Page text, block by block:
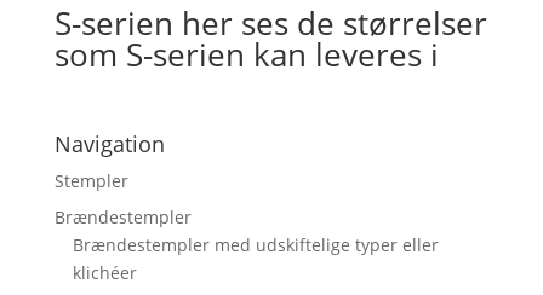
S-serien her ses de størrelser
som S-serien kan leveres i
Navigation
Stempler
Brændestempler
Brændestempler med udskiftelige typer eller
klichéer